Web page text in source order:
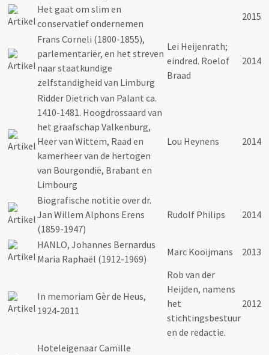
Het gaat om slim en
conservatief ondernemen
2015
Frans Corneli (1800-1855),
parlementariër, en het streven
naar staatkundige
zelfstandigheid van Limburg
Lei Heijenrath;
eindred. Roelof
Braad
2014
Ridder Dietrich van Palant ca.
1410-1481. Hoogdrossaard van
het graafschap Valkenburg,
Heer van Wittem, Raad en
kamerheer van de hertogen
van Bourgondië, Brabant en
Limbourg
Lou Heynens 2014
Biografische notitie over dr.
Jan Willem Alphons Erens
(1859-1947)
Rudolf Philips 2014
HANLO, Johannes Bernardus
Maria Raphaël (1912-1969)
Marc Kooijmans 2013
In memoriam Gèr de Heus,
1924-2011
Rob van der
Heijden, namens
het
stichtingsbestuur
en de redactie.
2012
Hoteleigenaar Camille